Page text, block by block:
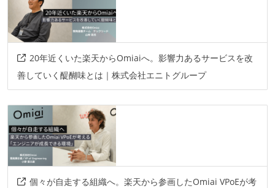
20年近くいた楽天からOmiaiへ。影響力あるサービスを改
善していく醍醐味とは｜株式会社エニトグループ
個々が自走する組織へ。楽天から参画したOmiai VPoEが考